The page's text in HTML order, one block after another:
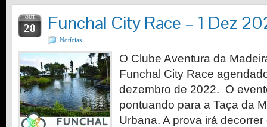
OUT
28 Funchal City Race – 1 Dez
Notícias
O Clube Aventura da
Funchal City Race
dezembro de 2022. O
pontuando para a Taça da
Urbana. A prova irá